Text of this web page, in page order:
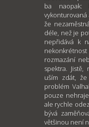
ba
vykonturovaná
že
déle, než je
nepřidává k
rozmazání
spektra.
uším zdát,
problém
pouze
ale rychle
bývá
většinou není